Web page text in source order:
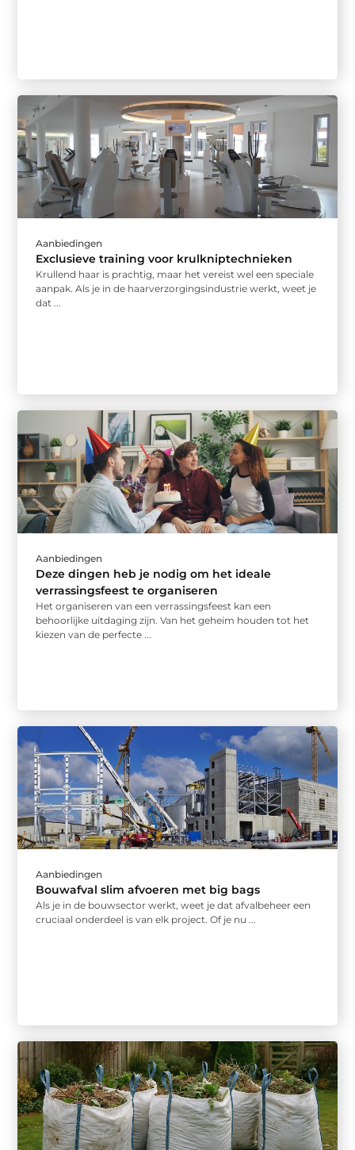
Aanbiedingen
Exclusieve training voor krulkniptechnieken
Krullend haar is prachtig, maar het vereist wel een speciale
aanpak. Als je in de haarverzorgingsindustrie werkt, weet je
dat ...
Aanbiedingen
Deze dingen heb je nodig om het ideale
verrassingsfeest te organiseren
Het organiseren van een verrassingsfeest kan een
behoorlijke uitdaging zijn. Van het geheim houden tot het
kiezen van de perfecte ...
Aanbiedingen
Bouwafval slim afvoeren met big bags
Als je in de bouwsector werkt, weet je dat afvalbeheer een
cruciaal onderdeel is van elk project. Of je nu ...